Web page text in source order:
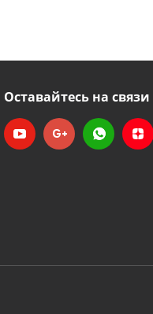
Оставайтесь на связи